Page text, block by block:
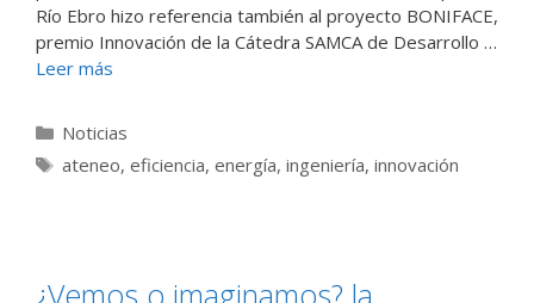
Río Ebro hizo referencia también al proyecto BONIFACE,
premio Innovación de la Cátedra SAMCA de Desarrollo …
Leer más
Categorías
Noticias
Etiquetas
ateneo, eficiencia, energía, ingeniería, innovación